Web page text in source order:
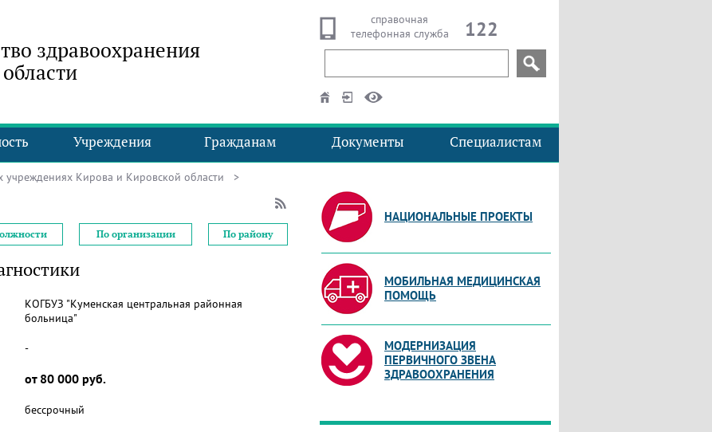
здравоохранения
справочная
телефонная служба
122
Учреждения Гражданам Документы Специалистам
учреждениях Кирова и Кировской области >
По организации По району
КОГБУЗ "Куменская центральная районная
больница"
-
от 80 000 руб.
бессрочный
НАЦИОНАЛЬНЫЕ ПРОЕКТЫ
МОБИЛЬНАЯ МЕДИЦИНСКАЯ
ПОМОЩЬ
МОДЕРНИЗАЦИЯ
ПЕРВИЧНОГО ЗВЕНА
ЗДРАВООХРАНЕНИЯ